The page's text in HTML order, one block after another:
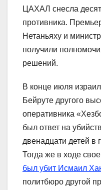
ЦАХАЛ снесла
противника.
Нетаньяху и
получили
решений.
В конце июля
Бейруте другого
оперативника
был ответ на
двенадцати детей
Тогда же в ходе
был убит Исмаил
политбюро другой